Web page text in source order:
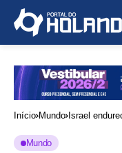
Início Mundo Israel
Mundo